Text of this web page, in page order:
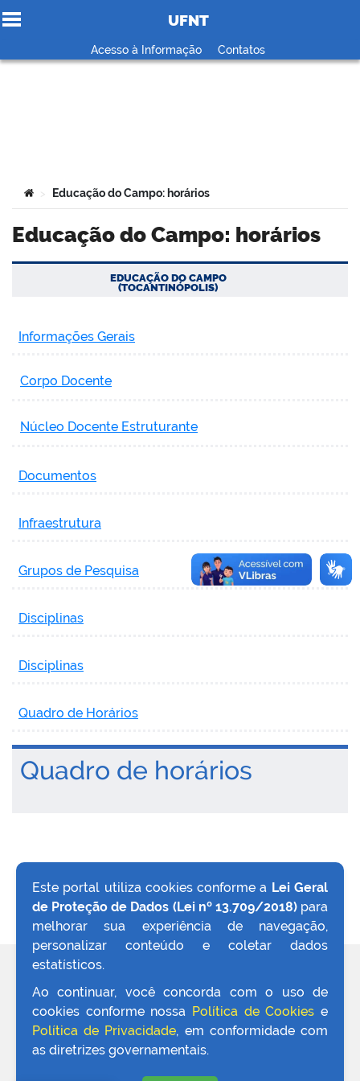
Ir para o conteúdo
UFNT
Acesso à Informação Contatos
Você está aqui:
> Educação do Campo: horários
Educação do Campo: horários
EDUCAÇÃO DO CAMPO
(TOCANTINÓPOLIS)
Informações Gerais
Corpo Docente
Núcleo Docente Estruturante
Documentos
Infraestrutura
Grupos de Pesquisa
Disciplinas
Disciplinas
Quadro de Horários
Quadro de horários
VOLTAR AO TOPO
Este portal utiliza cookies conforme a Lei Geral
de Proteção de Dados (Lei nº 13.709/2018)para
melhorar sua experiência de navegação,
personalizar conteúdo e coletar dados
estatísticos.
Ao continuar, você concorda com o uso de
cookies conforme nossa Política de Cookies e
Política de Privacidade, em conformidade com
as diretrizes governamentais.